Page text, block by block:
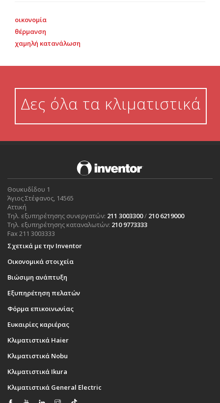
οικονομία
θέρμανση
χαμηλή κατανάλωση
Δες όλα τα κλιματιστικά
Θουκυδίδου 1
Άγιος Στέφανος, 14565
Αττική
Τηλ. εξυπηρέτησης συνεργατών: 211 3003300/ 210 6219000
Τηλ. εξυπηρέτησης καταναλωτών: 210 9773333
Fax 211 3003333
Σχετικά με την Inventor
Οικονομικά στοιχεία
Βιώσιμη ανάπτυξη
Εξυπηρέτηση πελατών
Φόρμα επικοινωνίας
Ευκαιρίες καριέρας
Κλιματιστικά Haier
Κλιματιστικά Nobu
Κλιματιστικά Ikura
Κλιματιστικά General Electric